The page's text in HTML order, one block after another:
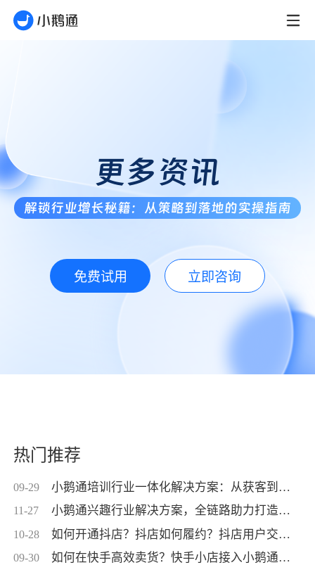
更多资讯
解锁行业增长秘籍：从策略到落地的实操指南
免费试用 立即咨询
热门推荐
09-29 小鹅通培训行业一体化解决方案：从获客到交付，帮你打通增长全链路！
11-27 小鹅通兴趣行业解决方案，全链路助力打造高活跃用户生态！
10-28 如何开通抖店？抖店如何履约？抖店用户交付？抖店如何变现？
09-30 如何在快手高效卖货？快手小店接入小鹅通，转化率直线up！